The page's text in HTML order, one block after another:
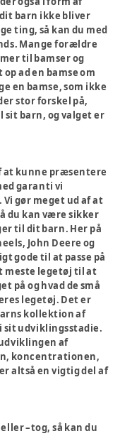
barn ikke bliver
ting, så kan du med
Mange forældre
til bamser og
ad en bamse om
en bamse, som ikke
stor forskel på,
barn, og valget er
at kunne præsentere
garanti vi
gør meget ud af at
du kan være sikker
til dit barn. Her på
John Deere og
gode til at passe på
meste legetøj til at
på og hvad de små
legetøj. Det er
kollektion af
sit udviklingsstadie.
af
koncentrationen,
altså en vigtig del af
–tog, så kan du